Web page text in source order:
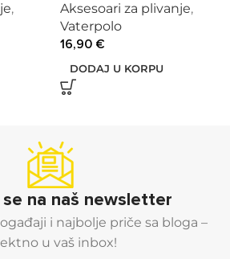
,
Aksesoari za plivanje,
Vaterpolo
16,90 €
DODAJ U KORPU
na naš newsletter
i najbolje priče sa bloga –
u vaš inbox!